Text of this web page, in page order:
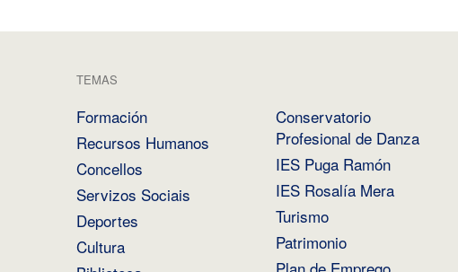
TEMAS
Formación
Recursos Humanos
Concellos
Servizos Sociais
Deportes
Cultura
Conservatorio
Profesional de Danza
IES Puga Ramón
IES Rosalía Mera
Turismo
Patrimonio